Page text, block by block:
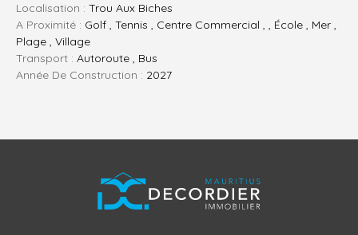
Localisation : Trou Aux Biches
A Proximité : Golf , Tennis , Centre Commercial , , École , Mer ,
Plage , Village
Transport : Autoroute , Bus
Année De Construction : 2027